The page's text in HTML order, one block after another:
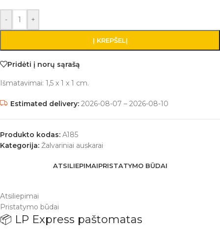
- +
Į KREPŠELĮ
Pridėti į norų sąrašą
Išmatavimai: 1,5 x 1 x 1 cm.
Estimated delivery: 2026-08-07 – 2026-08-10
Produkto kodas: A185
Kategorija: Žalvariniai auskarai
ATSILIEPIMAIPRISTATYMO BŪDAI
Atsiliepimai
Pristatymo būdai
📦 LP Express paštomatas